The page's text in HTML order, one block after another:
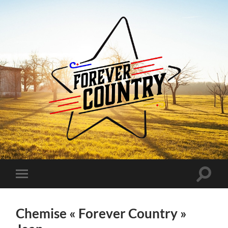
Forever
Country
Toggle
mobile
Toggle
Chemise « Forever Country »